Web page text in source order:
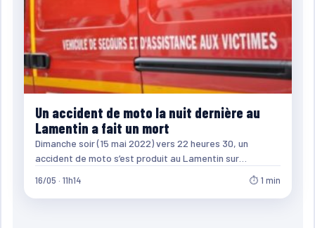
Un accident de moto la nuit dernière au
Lamentin a fait un mort
Dimanche soir (15 mai 2022) vers 22 heures 30, un
accident de moto s’est produit au Lamentin sur…
16/05 · 11h14 ⏱ 1 min